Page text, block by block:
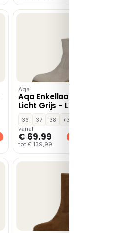
Aqa
Aqa Enkellaarsjes Hak
Licht Grijs – Lichtgrijs
36 37 38
+3
vanaf
€ 69,99
tot € 139,99